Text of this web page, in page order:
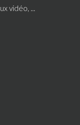
vidéo, ...